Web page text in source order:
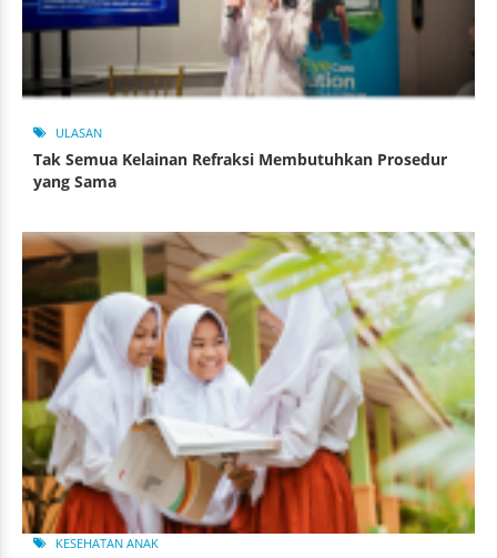
ULASAN
Tak Semua Kelainan Refraksi Membutuhkan Prosedur
yang Sama
KESEHATAN ANAK